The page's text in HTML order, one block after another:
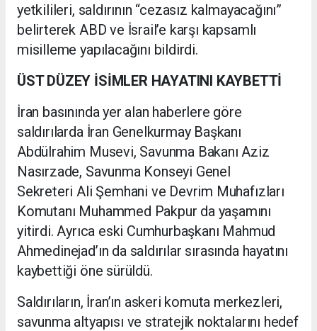
yetkilileri, saldırının “cezasız kalmayacağını”
belirterek ABD ve İsrail’e karşı kapsamlı
misilleme yapılacağını bildirdi.
ÜST DÜZEY İSİMLER HAYATINI KAYBETTİ
İran basınında yer alan haberlere göre
saldırılarda İran Genelkurmay Başkanı
Abdülrahim Musevi, Savunma Bakanı Aziz
Nasırzade, Savunma Konseyi Genel
Sekreteri Ali Şemhani ve Devrim Muhafızları
Komutanı Muhammed Pakpur da yaşamını
yitirdi. Ayrıca eski Cumhurbaşkanı Mahmud
Ahmedinejad’ın da saldırılar sırasında hayatını
kaybettiği öne sürüldü.
Saldırıların, İran’ın askeri komuta merkezleri,
savunma altyapısı ve stratejik noktalarını hedef